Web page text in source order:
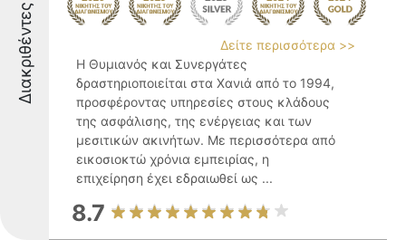
Διακριθέντες
Δείτε περισσότερα >>
Η Θυμιανός και Συνεργάτες
δραστηριοποιείται στα Χανιά από το 1994,
προσφέροντας υπηρεσίες στους κλάδους
της ασφάλισης, της ενέργειας και των
μεσιτικών ακινήτων. Με περισσότερα από
εικοσιοκτώ χρόνια εμπειρίας, η
επιχείρηση έχει εδραιωθεί ως ...
8.7